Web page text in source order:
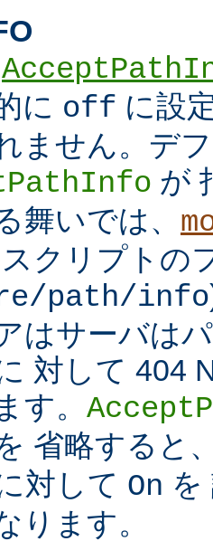
に off に設
ません。デ
が
舞いでは、
クリプトの
path/info
はサーバは
対して 404
す。
省略すると
対して On を
ります。